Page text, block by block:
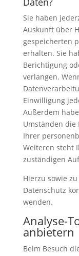
Sie haben
Auskunft über
gespeicherten
erhalten. Sie
Berichtigung
verlangen.
Einwilligung
Außerdem
Umständen die
Ihrer
Weiteren steht
zuständigen
Hierzu sowie
Datenschutz
wenden.
Analyse-
anbietern
Beim Besuch